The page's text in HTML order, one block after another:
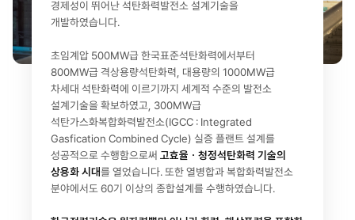
경제성이 뛰어난 석탄화력발전소 설계기술을
개발하였습니다.
초임계압 500MW급 한국표준석탄화력에서부터
800MW급 격상용량석탄화력, 대용량의 1000MW급
차세대 석탄화력에 이르기까지 세계적 수준의 발전소
설계기술을 확보하였고, 300MW급
석탄가스화복합화력발전소(IGCC : Integrated
Gasfication Combined Cycle) 실증 플랜트 설계를
성공적으로 수행함으로써 고효율ㆍ청정석탄화력 기술의
상용화 시대를 열었습니다.또한 열병합과 복합화력발전소
분야에서도 60기 이상의 종합설계를 수행하였습니다.